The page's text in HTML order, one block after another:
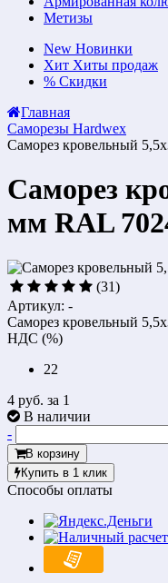
Метизы
New Новинки
Хит Хиты продаж
% Скидки
Главная
Саморезы Hardwex
Саморез кровельный
Саморез
мм RAL
(31)
Артикул: -
Саморез кровельный
НДС (%)
22
4 руб. за 1
В наличии
-
В корзину
Купить в 1 клик
Способы оплаты